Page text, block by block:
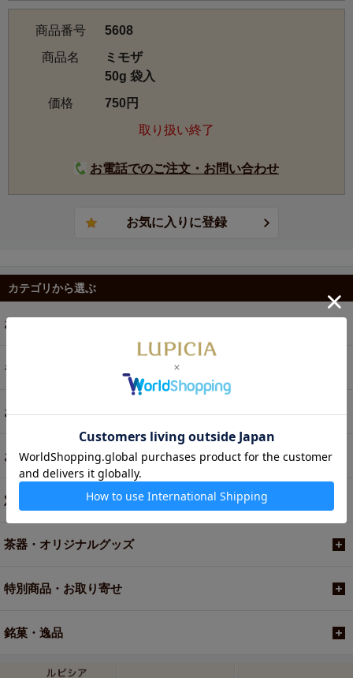
商品番号
5608
商品名
ミモザ
50g 袋入
価格
750円
取り扱い終了
お電話でのご注文・お問い合わせ
カテゴリから選ぶ
お茶
ギフト
お菓子・食品・飲料
お買い得商品
定期便
茶器・オリジナルグッズ
特別商品・お取り寄せ
銘菓・逸品